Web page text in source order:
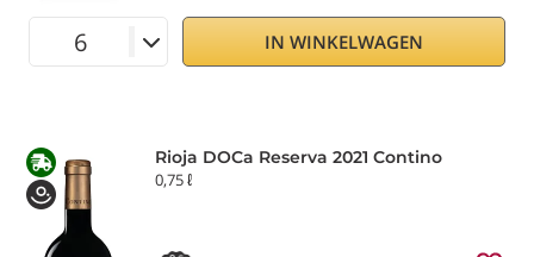
IN WINKELWAGEN
Rioja DOCa Reserva 2021 Contino
0,75 ℓ